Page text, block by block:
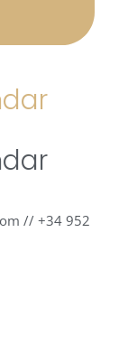
// +34 952